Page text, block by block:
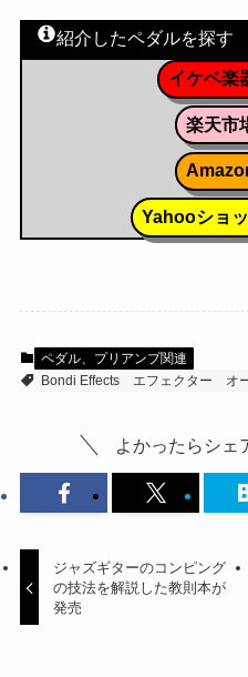
紹介したペダルを探す
イケベ楽
楽天市
Yahooショ
ペダル、プリアンプ関連
Bondi Effects
エフェクター オ
よかったらシェ
ジャズギターのコンピング
の技法を解説した教則本が
発売